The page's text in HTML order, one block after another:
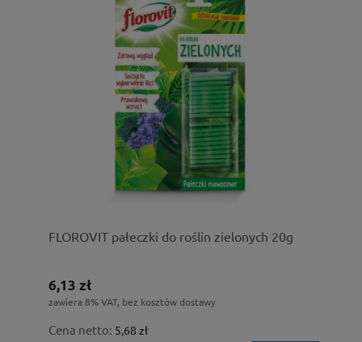
FLOROVIT pałeczki do roślin zielonych 20g
6,13 zł
zawiera 8% VAT, bez kosztów dostawy
Cena netto: 5,68 zł